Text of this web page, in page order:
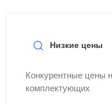
Низкие цены
Конкурентные цены
комплектующих